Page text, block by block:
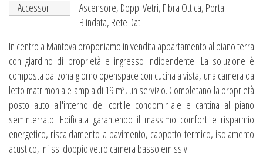
Accessori
Ascensore, Doppi Vetri, Fibra Ottica, Porta
Blindata, Rete Dati
In centro a Mantova proponiamo in vendita appartamento al piano terra
con giardino di proprietà e ingresso indipendente. La soluzione è
composta da: zona giorno openspace con cucina a vista, una camera da
letto matrimoniale ampia di 19 m², un servizio. Completano la proprietà
posto auto all'interno del cortile condominiale e cantina al piano
seminterrato. Edificata garantendo il massimo comfort e risparmio
energetico, riscaldamento a pavimento, cappotto termico, isolamento
acustico, infissi doppio vetro camera basso emissivi.